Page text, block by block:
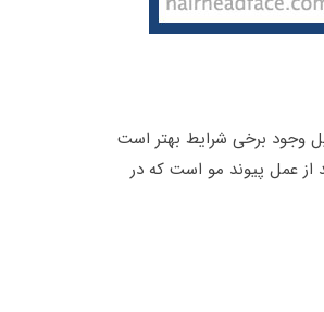
وجود برخی شرایط بهتر است
از عمل پیوند مو است که در